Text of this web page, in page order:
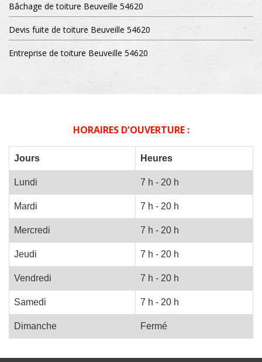
Bâchage de toiture Beuveille 54620
Devis fuite de toiture Beuveille 54620
Entreprise de toiture Beuveille 54620
HORAIRES D'OUVERTURE :
Jours Heures
Lundi 7 h - 20 h
Mardi 7 h - 20 h
Mercredi 7 h - 20 h
Jeudi 7 h - 20 h
Vendredi 7 h - 20 h
Samedi 7 h - 20 h
Dimanche Fermé